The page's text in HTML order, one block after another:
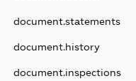
document.statements
document.history
document.inspections